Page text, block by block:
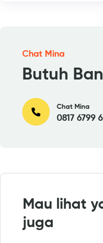
Chat Mina
Butuh
Chat Mina
0817 6799
Mau lihat
juga